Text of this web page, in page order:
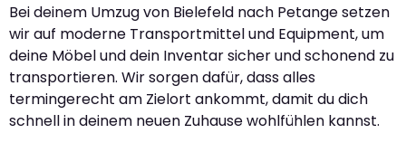
Bei deinem Umzug von Bielefeld nach Petange setzen
wir auf moderne Transportmittel und Equipment, um
deine Möbel und dein Inventar sicher und schonend zu
transportieren. Wir sorgen dafür, dass alles
termingerecht am Zielort ankommt, damit du dich
schnell in deinem neuen Zuhause wohlfühlen kannst.